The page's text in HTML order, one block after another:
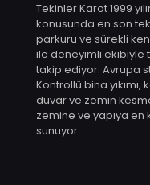
Tekinler Karot 1999
konusunda en son
parkuru ve sürekli
ile deneyimli ekibiyle
takip ediyor. Avrupa
Kontrollü bina
duvar ve zemin
zemine ve yapıya
sunuyor.